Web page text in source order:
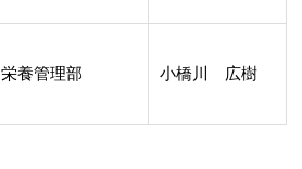
栄養管理部 小橋川 広樹